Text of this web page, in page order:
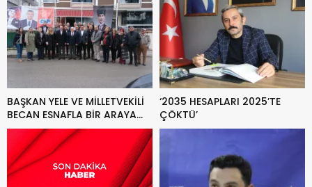
BAŞKAN YELE VE MİLLETVEKİLİ
BECAN ESNAFLA BİR ARAYA
GELDİ
‘2035 HESAPLARI 2025’TE
ÇÖKTÜ’